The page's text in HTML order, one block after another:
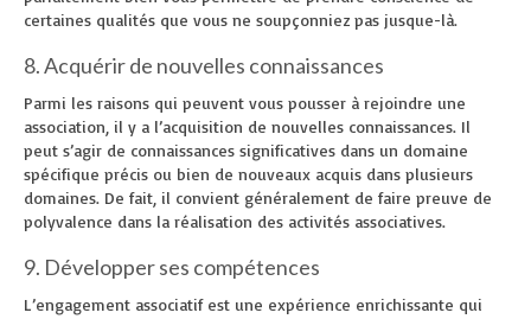
certaines qualités que vous ne soupçonniez pas jusque-là.
8. Acquérir de nouvelles connaissances
Parmi les raisons qui peuvent vous pousser à rejoindre une
association, il y a l’acquisition de nouvelles connaissances. Il
peut s’agir de connaissances significatives dans un domaine
spécifique précis ou bien de nouveaux acquis dans plusieurs
domaines. De fait, il convient généralement de faire preuve de
polyvalence dans la réalisation des activités associatives.
9. Développer ses compétences
L’engagement associatif est une expérience enrichissante qui